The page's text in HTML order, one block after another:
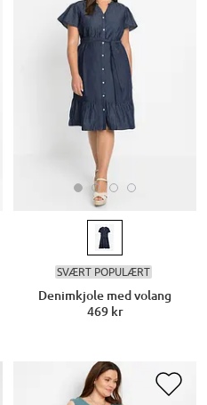
SVÆRT POPULÆRT
Denimkjole med volang
469 kr